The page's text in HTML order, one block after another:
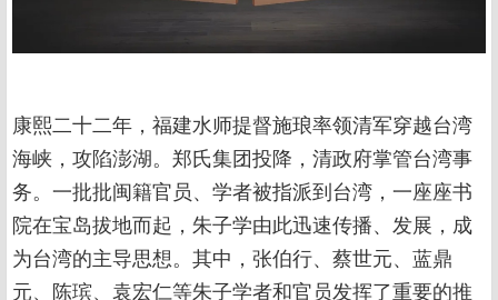
康熙二十二年，福建水师提督施琅率领清军穿越台湾
海峡，攻陷澎湖。郑氏集团投降，清政府掌管台湾事
务。一批批闽籍官员、学者被指派到台湾，一座座书
院在宝岛拔地而起，朱子学由此迅速传播、发展，成
为台湾的主导思想。其中，张伯行、蔡世元、蓝鼎
元、陈瑸、袁宏仁等朱子学者和官员发挥了重要的推